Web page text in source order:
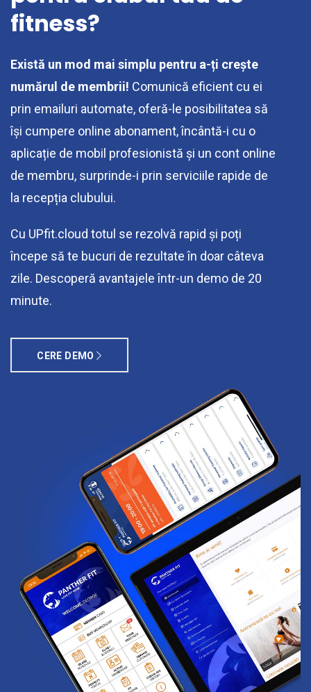
fitness?
Există un mod mai simplu pentru a-ți crește
numărul de membrii! Comunică eficient cu ei
prin emailuri automate, oferă-le posibilitatea să
își cumpere online abonament, încântă-i cu o
aplicație de mobil profesionistă și un cont online
de membru, surprinde-i prin serviciile rapide de
la recepția clubului.
Cu UPfit.cloud totul se rezolvă rapid și poți
începe să te bucuri de rezultate în doar câteva
zile. Descoperă avantajele într-un demo de 20
minute.
CERE DEMO